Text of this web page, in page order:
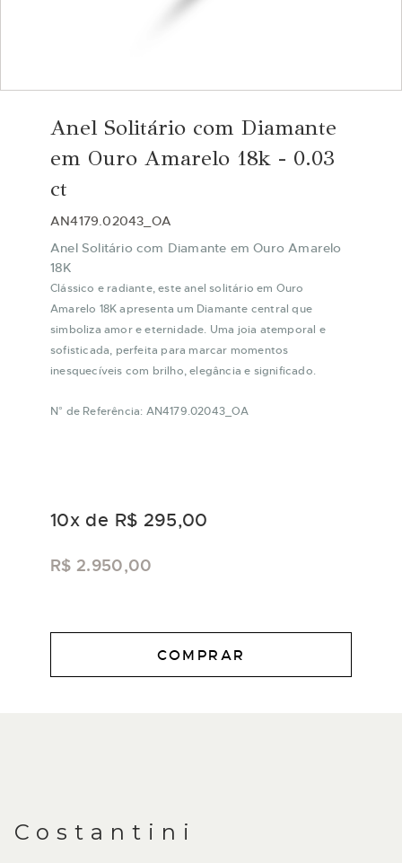
R$ 2.950,00
10x de R$ 295,00
Anel Solitário com Diamante
em Ouro Amarelo 18k - 0.03
ct
AN4179.02043_OA
Anel Solitário com Diamante em Ouro Amarelo
18K
Clássico e radiante, este anel solitário em Ouro
Amarelo 18K apresenta um Diamante central que
simboliza amor e eternidade. Uma joia atemporal e
sofisticada, perfeita para marcar momentos
inesquecíveis com brilho, elegância e significado.
N° de Referência: AN4179.02043_OA
COMPRAR
Costantini